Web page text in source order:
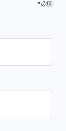
*必填